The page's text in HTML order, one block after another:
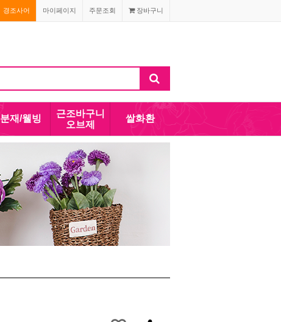
장바구니
주문조회
마이페이지
경조사어
분재/웰빙
근조바구니
오브제
쌀화환